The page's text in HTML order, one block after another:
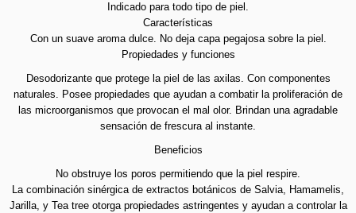
Indicado para todo tipo de piel.
Características
Con un suave aroma dulce. No deja capa pegajosa sobre la piel.
Propiedades y funciones
Desodorizante que protege la piel de las axilas. Con componentes
naturales. Posee propiedades que ayudan a combatir la proliferación de
las microorganismos que provocan el mal olor. Brindan una agradable
sensación de frescura al instante.
Beneficios
No obstruye los poros permitiendo que la piel respire.
La combinación sinérgica de extractos botánicos de Salvia, Hamamelis,
Jarilla, y Tea tree otorga propiedades astringentes y ayudan a controlar la